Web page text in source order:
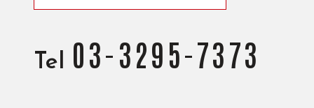
Tel 03-3295-7373